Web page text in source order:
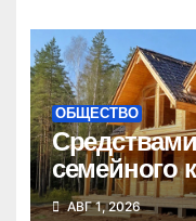
ОБЩЕСТВО
семейного
АВГ 1, 2026